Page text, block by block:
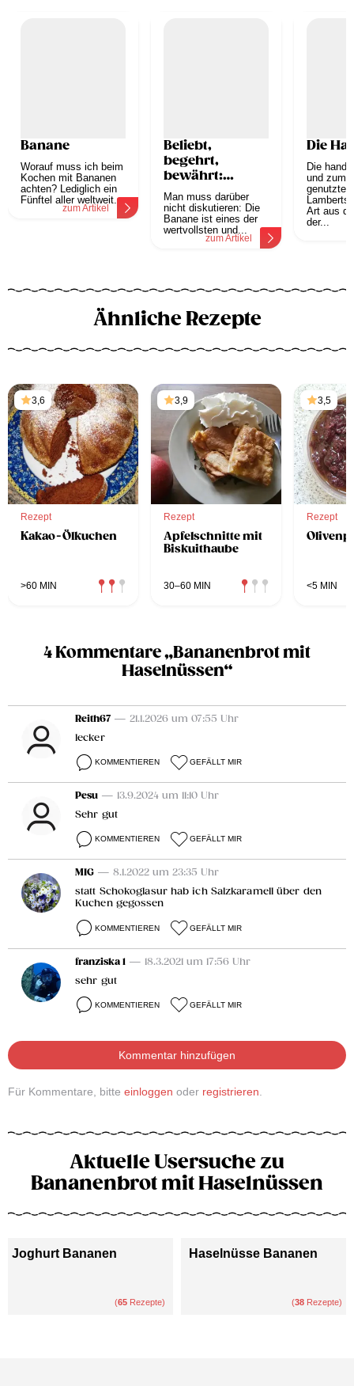
Banane
Worauf muss ich beim
Kochen mit Bananen
achten? Lediglich ein
Fünftel aller weltweit...
zum Artikel
Beliebt,
begehrt,
bewährt:
Banane
Man muss darüber
nicht diskutieren: Die
Banane ist eines der
wertvollsten und...
zum Artikel
Die
Die
und zum
genutzte
Art aus
der...
Ähnliche Rezepte
3,6
Rezept
Kakao-Ölkuchen
>60 MIN
3,9
Rezept
Apfelschnitte mit
Biskuithaube
30–60 MIN
3,5
Rezept
<5 MIN
4 Kommentare „Bananenbrot mit
Haselnüssen“
Reith67 — 21.1.2026 um 07:55 Uhr
lecker
KOMMENTIEREN GEFÄLLT MIR
Pesu — 13.9.2024 um 11:10 Uhr
Sehr gut
KOMMENTIEREN GEFÄLLT MIR
MIG — 8.1.2022 um 23:35 Uhr
statt Schokoglasur hab ich Salzkaramell über den
Kuchen gegossen
KOMMENTIEREN GEFÄLLT MIR
franziska 1 — 18.3.2021 um 17:56 Uhr
sehr gut
KOMMENTIEREN GEFÄLLT MIR
Kommentar hinzufügen
Für Kommentare, bitte einloggen oder registrieren
Aktuelle Usersuche zu
Bananenbrot mit Haselnüssen
Joghurt Bananen
(65 Rezepte)
Haselnüsse Bananen
(38 Rezepte)